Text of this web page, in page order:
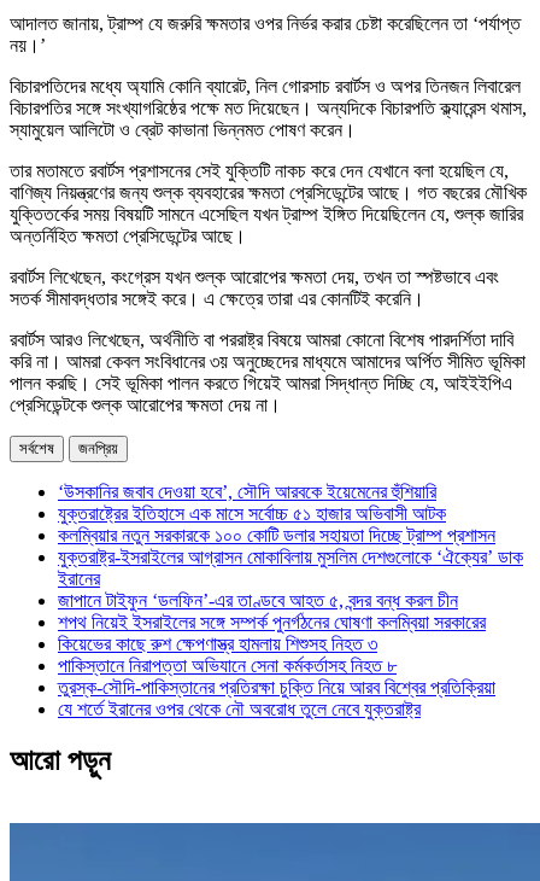
আদালত জানায়, ট্রাম্প যে জরুরি ক্ষমতার ওপর নির্ভর করার চেষ্টা করেছিলেন তা ‘পর্যাপ্ত
নয়।’
বিচারপতিদের মধ্যে অ্যামি কোনি ব্যারেট, নিল গোরসাচ রবার্টস ও অপর তিনজন লিবারেল
বিচারপতির সঙ্গে সংখ্যাগরিষ্ঠের পক্ষে মত দিয়েছেন। অন্যদিকে বিচারপতি ক্ল্যারেন্স থমাস,
স্যামুয়েল আলিটো ও ব্রেট কাভানা ভিন্নমত পোষণ করেন।
তার মতামতে রবার্টস প্রশাসনের সেই যুক্তিটি নাকচ করে দেন যেখানে বলা হয়েছিল যে,
বাণিজ্য নিয়ন্ত্রণের জন্য শুল্ক ব্যবহারের ক্ষমতা প্রেসিডেন্টের আছে। গত বছরের মৌখিক
যুক্তিতর্কের সময় বিষয়টি সামনে এসেছিল যখন ট্রাম্প ইঙ্গিত দিয়েছিলেন যে, শুল্ক জারির
অন্তর্নিহিত ক্ষমতা প্রেসিডেন্টের আছে।
রবার্টস লিখেছেন, কংগ্রেস যখন শুল্ক আরোপের ক্ষমতা দেয়, তখন তা স্পষ্টভাবে এবং
সতর্ক সীমাবদ্ধতার সঙ্গেই করে। এ ক্ষেত্রে তারা এর কোনটিই করেনি।
রবার্টস আরও লিখেছেন, অর্থনীতি বা পররাষ্ট্র বিষয়ে আমরা কোনো বিশেষ পারদর্শিতা দাবি
করি না। আমরা কেবল সংবিধানের ৩য় অনুচ্ছেদের মাধ্যমে আমাদের অর্পিত সীমিত ভূমিকা
পালন করছি। সেই ভূমিকা পালন করতে গিয়েই আমরা সিদ্ধান্ত দিচ্ছি যে, আইইইপিএ
প্রেসিডেন্টকে শুল্ক আরোপের ক্ষমতা দেয় না।
সর্বশেষ জনপ্রিয়
‘উসকানির জবাব দেওয়া হবে’, সৌদি আরবকে ইয়েমেনের হুঁশিয়ারি
যুক্তরাষ্ট্রের ইতিহাসে এক মাসে সর্বোচ্চ ৫১ হাজার অভিবাসী আটক
কলম্বিয়ার নতুন সরকারকে ১০০ কোটি ডলার সহায়তা দিচ্ছে ট্রাম্প প্রশাসন
যুক্তরাষ্ট্র-ইসরাইলের আগ্রাসন মোকাবিলায় মুসলিম দেশগুলোকে ‘ঐক্যের’ ডাক
ইরানের
জাপানে টাইফুন ‘ডলফিন’-এর তাণ্ডবে আহত ৫, বন্দর বন্ধ করল চীন
শপথ নিয়েই ইসরাইলের সঙ্গে সম্পর্ক পুনর্গঠনের ঘোষণা কলম্বিয়া সরকারের
কিয়েভের কাছে রুশ ক্ষেপণাস্ত্র হামলায় শিশুসহ নিহত ৩
পাকিস্তানে নিরাপত্তা অভিযানে সেনা কর্মকর্তাসহ নিহত ৮
তুরস্ক-সৌদি-পাকিস্তানের প্রতিরক্ষা চুক্তি নিয়ে আরব বিশ্বের প্রতিক্রিয়া
যে শর্তে ইরানের ওপর থেকে নৌ অবরোধ তুলে নেবে যুক্তরাষ্ট্র
আরো পড়ুন